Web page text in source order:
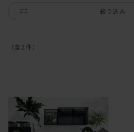
絞り込み
（全2 件）